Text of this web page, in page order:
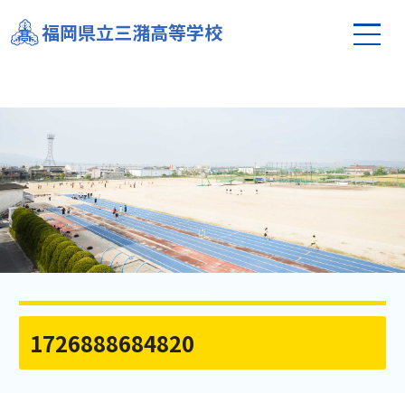
福岡県立三潴高等学校
1726888684820